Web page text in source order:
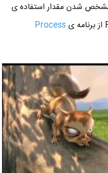
شدن مقدار استفاده ی
Process